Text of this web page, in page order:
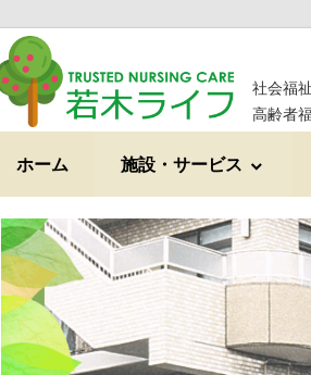
社会福
高齢者
ホーム 施設・サービス